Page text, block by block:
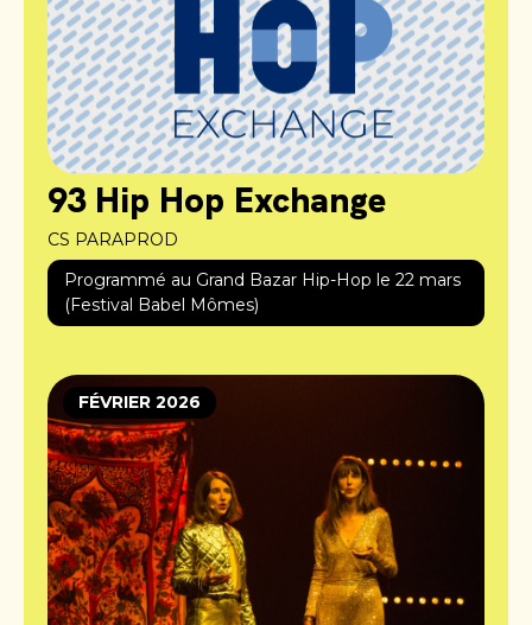
93 Hip Hop Exchange
CS PARAPROD
Programmé au Grand Bazar Hip-Hop le 22 mars
(Festival Babel Mômes)
FÉVRIER 2026